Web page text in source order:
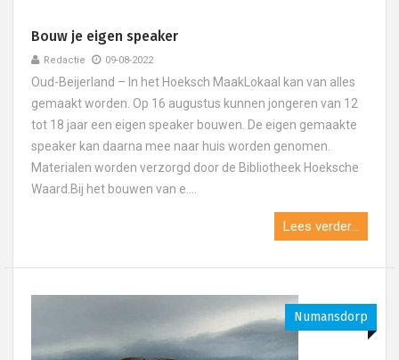
Bouw je eigen speaker
Redactie 09-08-2022
Oud-Beijerland – In het Hoeksch MaakLokaal kan van alles
gemaakt worden. Op 16 augustus kunnen jongeren van 12
tot 18 jaar een eigen speaker bouwen. De eigen gemaakte
speaker kan daarna mee naar huis worden genomen.
Materialen worden verzorgd door de Bibliotheek Hoeksche
Waard.Bij het bouwen van e....
Lees verder...
Numansdorp